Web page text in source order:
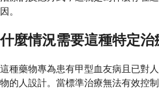
因。
什麼情況需要這種特定治
這種藥物專為患有甲型血友病且已對
物的人設計。當標準治療無法有效控